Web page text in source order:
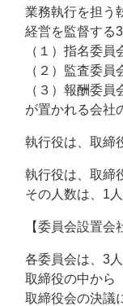
業務執行を担う
経営を監督する
（１）指名委員
（２）監査委員
（３）報酬委員
が置かれる会社
執行役は、取締
執行役は、取締
その人数は、1人
【委員会設置会
各委員会は、3
取締役の中から
取締役会の決議